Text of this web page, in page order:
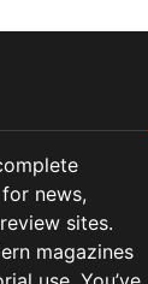
news,
sites.
magazines